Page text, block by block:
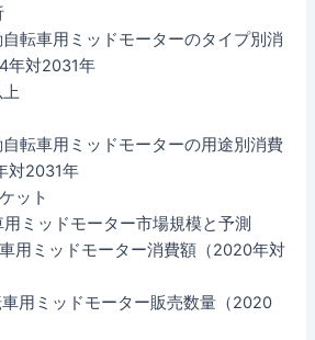
自転車用ミッドモーターのタイプ別消
年対2031年
自転車用ミッドモーターの用途別消費
対2031年
ット
ミッドモーター市場規模と予測
用ミッドモーター消費額（2020年対
用ミッドモーター販売数量（2020